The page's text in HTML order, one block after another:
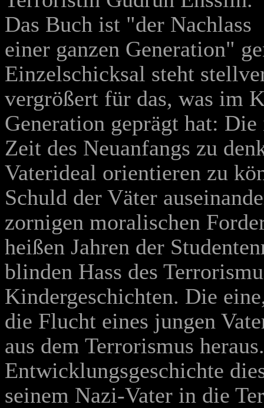
Das Buch ist "der Nachlass
einer ganzen Generation"
Einzelschicksal steht
vergrößert für das, was im
Generation geprägt hat:
Zeit des Neuanfangs zu
Vaterideal orientieren zu
Schuld der Väter
zornigen moralischen
heißen Jahren der
blinden Hass des
Kindergeschichten. Die
die Flucht eines jungen
aus dem Terrorismus
Entwicklungsgeschichte
seinem Nazi-Vater in die